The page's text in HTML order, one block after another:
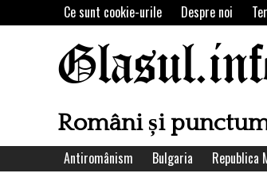
to
Ce sunt cookie-urile Despre noi
Români și
Antiromânism Bulgaria Republica